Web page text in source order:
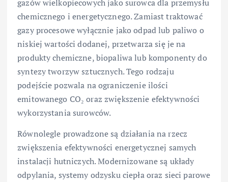
gazów wielkopiecowych jako surowca dla przemysłu
chemicznego i energetycznego. Zamiast traktować
gazy procesowe wyłącznie jako odpad lub paliwo o
niskiej wartości dodanej, przetwarza się je na
produkty chemiczne, biopaliwa lub komponenty do
syntezy tworzyw sztucznych. Tego rodzaju
podejście pozwala na ograniczenie ilości
emitowanego CO₂ oraz zwiększenie efektywności
wykorzystania surowców.
Równolegle prowadzone są działania na rzecz
zwiększenia efektywności energetycznej samych
instalacji hutniczych. Modernizowane są układy
odpylania, systemy odzysku ciepła oraz sieci parowe